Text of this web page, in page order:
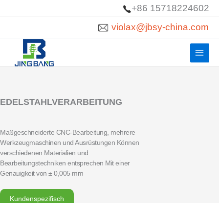
+86 15718224602
violax@jbsy-china.com
EDELSTAHLVERARBEITUNG
Maßgeschneiderte CNC-Bearbeitung, mehrere
Werkzeugmaschinen und Ausrüstungen Können
verschiedenen Materialien und
Bearbeitungstechniken entsprechen Mit einer
Genauigkeit von ± 0,005 mm
Kundenspezifisch